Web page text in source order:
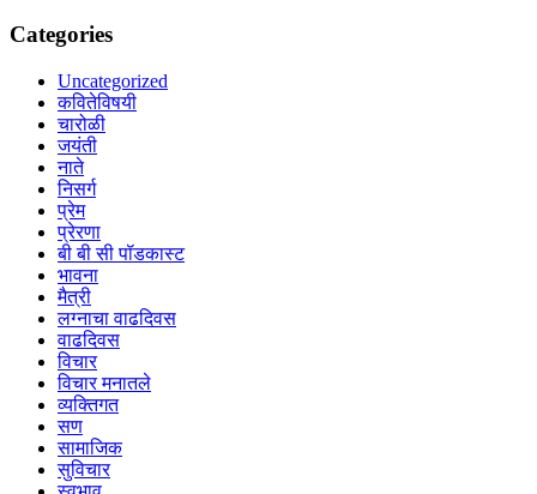
Categories
Uncategorized
कवितेविषयी
चारोळी
जयंती
नाते
निसर्ग
प्रेम
प्रेरणा
बी बी सी पॉडकास्ट
भावना
मैत्री
लग्नाचा वाढदिवस
वाढदिवस
विचार
विचार मनातले
व्यक्तिगत
सण
सामाजिक
सुविचार